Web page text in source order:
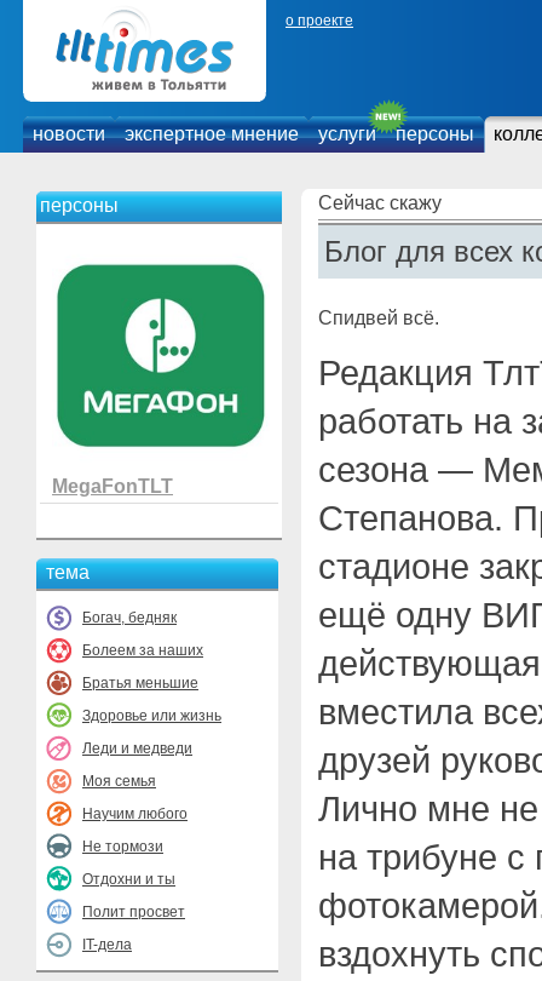
о проекте
новости экспертное мнение услуги персоны
персоны
MegaFonTLT
тема
Богач, бедняк
Болеем за наших
Братья меньшие
Здоровье или жизнь
Леди и медведи
Моя семья
Научим любого
Не тормози
Отдохни и ты
Полит просвет
IT-дела
Сейчас скажу
Блог для всех
Спидвей всё.
Редакция
работать на
сезона —
Степанова.
стадионе
ещё одну
вместила
друзей
Лично мне
на трибуне
вздохнуть